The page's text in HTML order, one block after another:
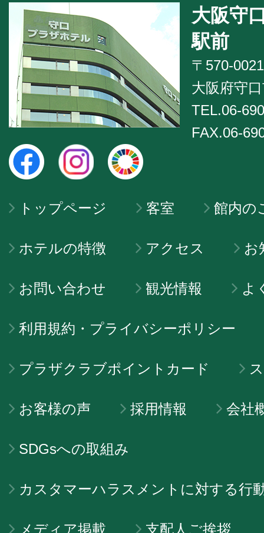
大阪守
駅前
〒570-0021
大阪府守
TEL.06-
FAX.06-
トップページ 客室 館内の
ホテルの特徴 アクセス お
お問い合わせ 観光情報 よ
利用規約・プライバシーポリシー
プラザクラブポイントカード
お客様の声 採用情報 会社
SDGsへの取組み
カスタマーハラスメントに対する行
メディア掲載 支配人ご挨拶